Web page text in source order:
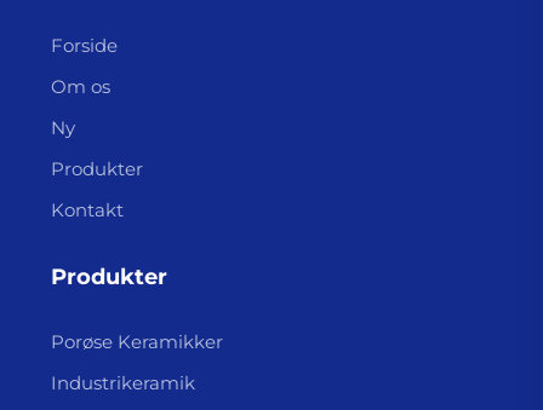
Forside
Om os
Ny
Produkter
Kontakt
Produkter
Porøse Keramikker
Industrikeramik